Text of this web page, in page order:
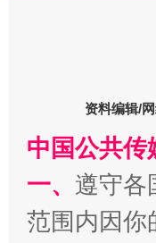
资料编辑/
中国公共传
一、 遵守各
范围内因你